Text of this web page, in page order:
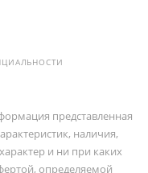
представленная
наличия,
и ни при каких
определяемой